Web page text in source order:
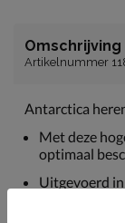
Omschrijving
Artikelnummer
Antarctica
Met deze
optimaal
Uitgevoerd